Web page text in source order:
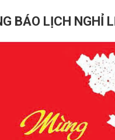
BÁO LỊCH NGHỈ